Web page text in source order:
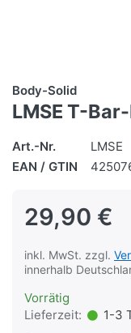
Body-Solid
LMSE T-
Art.-Nr.
LMSE
EAN / GTIN
29,90 €
inkl. MwSt. zzgl.
innerhalb
Vorrätig
Lieferzeit:
1-3